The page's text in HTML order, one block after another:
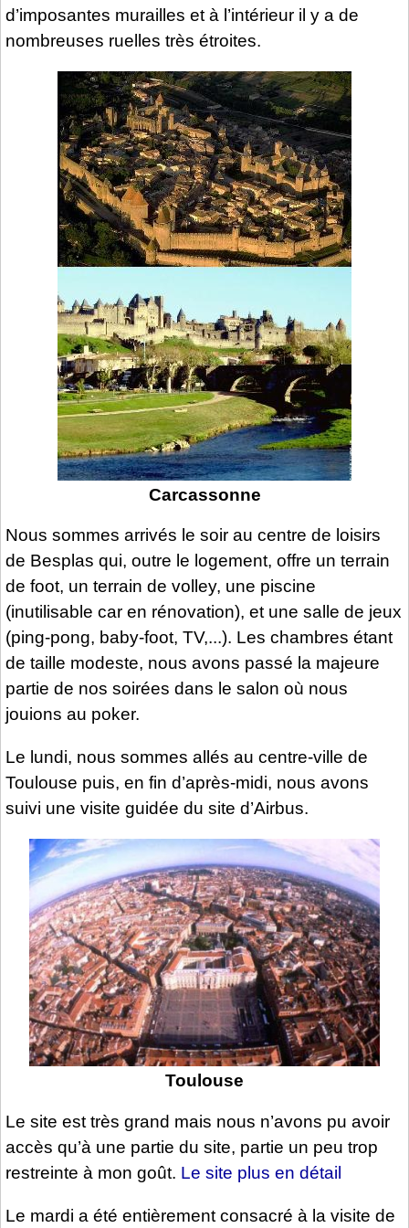
d’imposantes murailles et à l’intérieur il y a de
nombreuses ruelles très étroites.
Carcassonne
Nous sommes arrivés le soir au centre de loisirs
de Besplas qui, outre le logement, offre un terrain
de foot, un terrain de volley, une piscine
(inutilisable car en rénovation), et une salle de jeux
(ping-pong, baby-foot, TV,...). Les chambres étant
de taille modeste, nous avons passé la majeure
partie de nos soirées dans le salon où nous
jouions au poker.
Le lundi, nous sommes allés au centre-ville de
Toulouse puis, en fin d’après-midi, nous avons
suivi une visite guidée du site d’Airbus.
Toulouse
Le site est très grand mais nous n’avons pu avoir
accès qu’à une partie du site, partie un peu trop
restreinte à mon goût. Le site plus en détail
Le mardi a été entièrement consacré à la visite de